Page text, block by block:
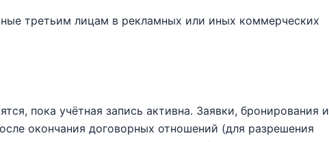
третьим лицам в рекламных или иных коммерческих
пока учётная запись активна. Заявки, бронирования и
окончания договорных отношений (для разрешения